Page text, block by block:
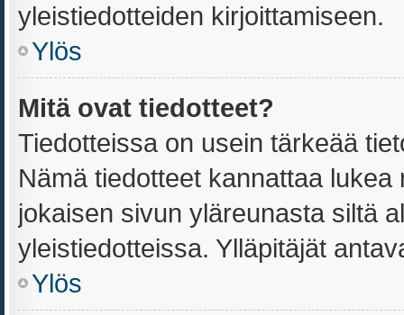
yleistiedotteiden kirjoittamiseen.
Ylös
Mitä ovat tiedotteet?
Tiedotteissa on usein tärkeää
Nämä tiedotteet kannattaa
jokaisen sivun yläreunasta siltä
yleistiedotteissa. Ylläpitäjät
Ylös